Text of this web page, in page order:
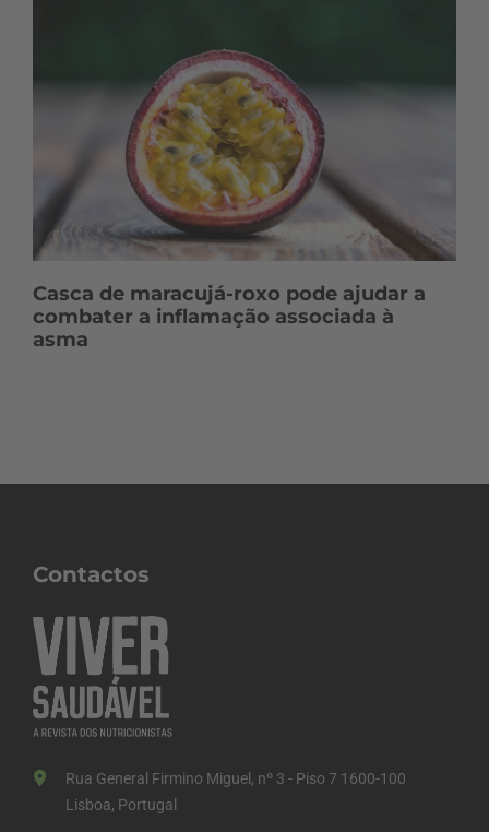
Casca de maracujá-roxo pode ajudar a
combater a inflamação associada à
asma
Contactos
Rua General Firmino Miguel, nº 3 - Piso 7 1600-100
Lisboa, Portugal